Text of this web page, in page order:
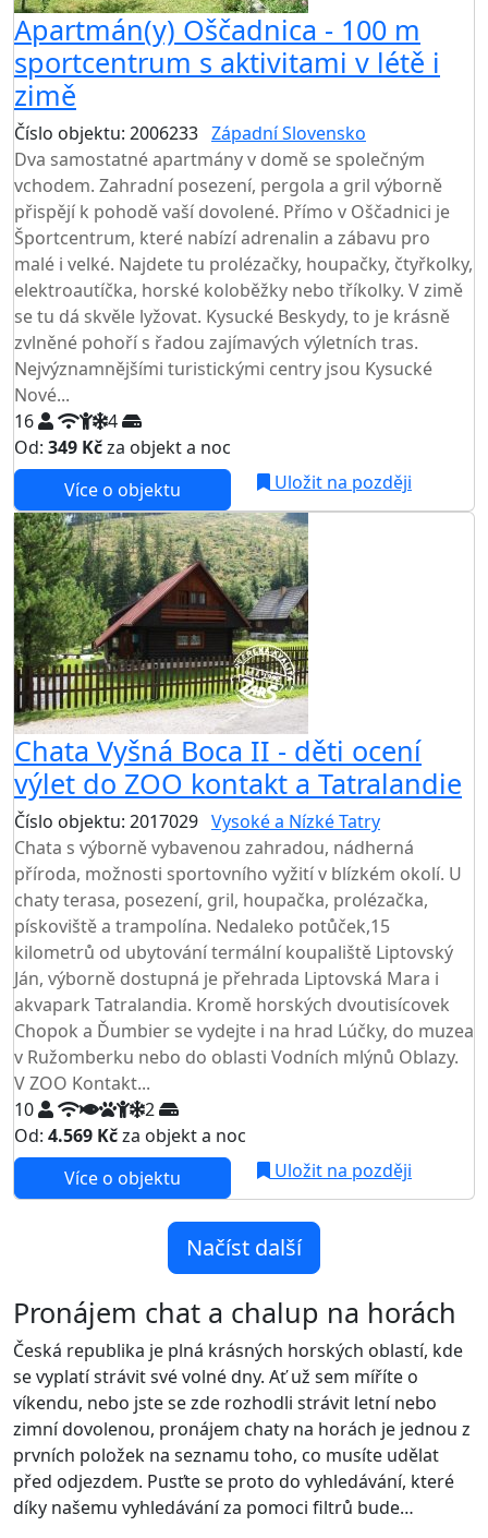
Apartmán(y) Oščadnica - 100 m
sportcentrum s aktivitami v létě i
zimě
Číslo objektu: 2006233 Západní Slovensko
Dva samostatné apartmány v domě se společným
vchodem. Zahradní posezení, pergola a gril výborně
přispějí k pohodě vaší dovolené. Přímo v Oščadnici je
Športcentrum, které nabízí adrenalin a zábavu pro
malé i velké. Najdete tu prolézačky, houpačky, čtyřkolky,
elektroautíčka, horské koloběžky nebo tříkolky. V zimě
se tu dá skvěle lyžovat. Kysucké Beskydy, to je krásně
zvlněné pohoří s řadou zajímavých výletních tras.
Nejvýznamnějšími turistickými centry jsou Kysucké
Nové...
16
4
Od: 349 Kčza objekt a noc
Více o objektu
Uložit na později
Chata Vyšná Boca II - děti ocení
výlet do ZOO kontakt a Tatralandie
Číslo objektu: 2017029 Vysoké a Nízké Tatry
Chata s výborně vybavenou zahradou, nádherná
příroda, možnosti sportovního vyžití v blízkém okolí. U
chaty terasa, posezení, gril, houpačka, prolézačka,
pískoviště a trampolína. Nedaleko potůček,15
kilometrů od ubytování termální koupaliště Liptovský
Ján, výborně dostupná je přehrada Liptovská Mara i
akvapark Tatralandia. Kromě horských dvoutisícovek
Chopok a Ďumbier se vydejte i na hrad Lúčky, do muzea
v Ružomberku nebo do oblasti Vodních mlýnů Oblazy.
V ZOO Kontakt...
10
2
Od: 4.569 Kčza objekt a noc
Více o objektu
Uložit na později
Načíst další
Pronájem chat a chalup na horách
Česká republika je plná krásných horských oblastí, kde
se vyplatí strávit své volné dny. Ať už sem míříte o
víkendu, nebo jste se zde rozhodli strávit letní nebo
zimní dovolenou, pronájem chaty na horách je jednou z
prvních položek na seznamu toho, co musíte udělat
před odjezdem. Pusťte se proto do vyhledávání, které
díky našemu vyhledávání za pomoci filtrů bude…